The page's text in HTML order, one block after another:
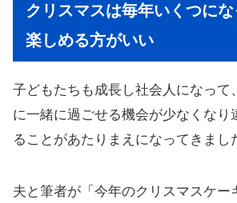
クリスマスは毎年いくつに
楽しめる方がいい
子どもたちも成長し社会人になって
に一緒に過ごせる機会が少なくなり
ることがあたりまえになってきまし
夫と筆者が「今年のクリスマスケー